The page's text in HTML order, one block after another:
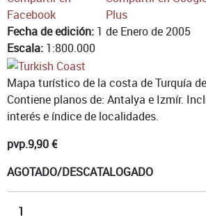
Facebook
Plus
Fecha de edición: 1 de Enero de 2005
Escala: 1:800.000
Mapa turístico de la costa de Turquía
Contiene planos de: Antalya e Izmír.
interés e índice de localidades.
pvp.9,90 €
AGOTADO/DESCATALOGADO
1